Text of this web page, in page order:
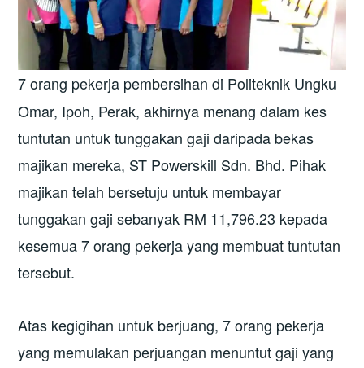
7 orang pekerja pembersihan di Politeknik Ungku
Omar, Ipoh, Perak, akhirnya menang dalam kes
tuntutan untuk tunggakan gaji daripada bekas
majikan mereka, ST Powerskill Sdn. Bhd. Pihak
majikan telah bersetuju untuk membayar
tunggakan gaji sebanyak RM 11,796.23 kepada
kesemua 7 orang pekerja yang membuat tuntutan
tersebut.
Atas kegigihan untuk berjuang, 7 orang pekerja
yang memulakan perjuangan menuntut gaji yang